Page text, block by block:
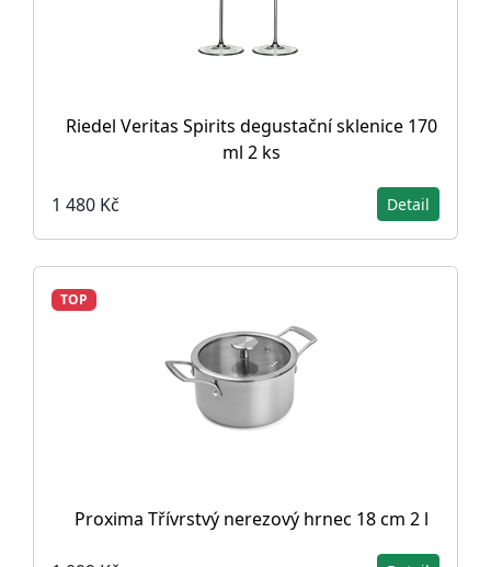
Riedel Veritas Spirits degustační sklenice 170
ml 2 ks
1 480 Kč Detail
TOP
Proxima Třívrstvý nerezový hrnec 18 cm 2 l